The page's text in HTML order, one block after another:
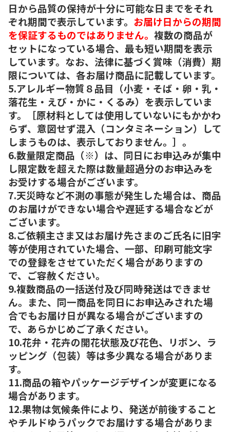
日から品質の保持が十分に可能な日までをそれ
ぞれ期間で表示しています。 お届け日からの期間
を保証するものではありません。 複数の商品が
セットになっている場合、最も短い期間を表示
しています。なお、法律に基づく賞味（消費）期
限については、各お届け商品に記載しています。
5.アレルギー物質８品目（小麦・そば・卵・乳・
落花生・えび・かに・くるみ）を表示していま
す。［原材料としては使用していないにもかかわ
らず、意図せず混入（コンタミネーション）して
しまうものは、表示しておりません。］。
6.数量限定商品（※）は、同日にお申込みが集中
し限定数を超えた際は数量超過分のお申込みを
お受けする場合がございます。
7.天災時など不測の事態が発生した場合は、商品
のお届けができない場合や遅延する場合などが
ございます。
8.ご依頼主さま又はお届け先さまのご氏名に旧字
等が使用されていた場合、一部、印刷可能文字
での登録をさせていただく場合がありますの
で、ご容赦ください。
9.複数商品の一括送付及び同時発送はできませ
ん。また、同一商品を同日にお申込みされた場
合でもお届け日が異なる場合がございますの
で、あらかじめご了承ください。
10.花弁・花卉の開花状態及び花色、リボン、ラ
ッピング（包装）等は多少異なる場合がありま
す。
11.商品の箱やパッケージデザインが変更になる
場合があります。
12.果物は気候条件により、発送が前後すること
やチルドゆうパックでお届けする場合がありま